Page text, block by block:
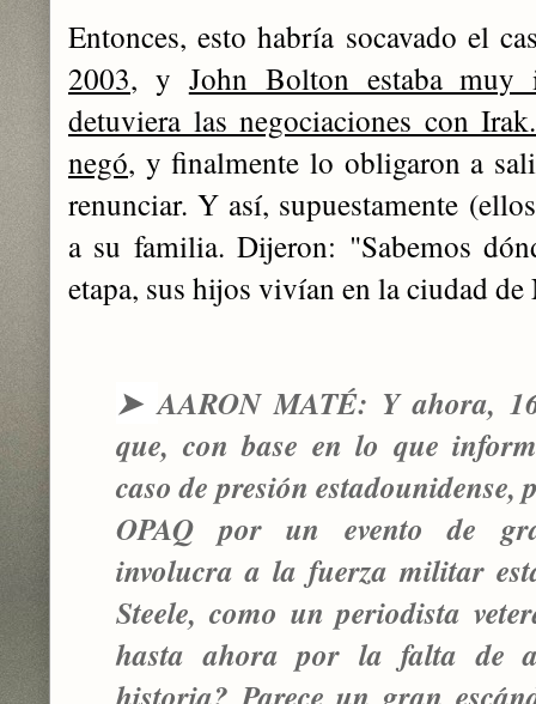
Entonces, esto habría socavado el
2003, y John Bolton estaba muy
detuviera las negociaciones con
negó, y finalmente lo obligaron a
renunciar. Y así, supuestamente
a su familia. Dijeron: "Sabemos
etapa, sus hijos vivían en la ciudad de
➤AARON MATÉ: Y ahora,
que, con base en lo que
caso de presión
OPAQ por un evento de
involucra a la fuerza militar
Steele, como un periodista
hasta ahora por la falta de